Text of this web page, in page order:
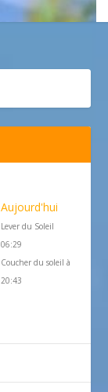
Aujourd'hui
Lever du Soleil
06:29
Coucher du soleil à
20:43